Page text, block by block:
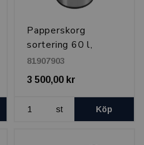
Papperskorg
sortering 60 l,
Borstad stål
81907903
3 500,00 kr
st Köp